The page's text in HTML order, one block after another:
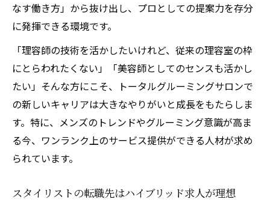
なす働き方」から抜け出し、プロとしての提案力を存分
に発揮できる環境です。
「理容師の技術を活かしたいけれど、従来の理容室の枠
にとらわれたくない」「美容師としてのセンスも活かし
たい」そんな方にこそ、トータルグルーミングサロンで
の新しいキャリアは大きなやりがいと成長をもたらしま
す。特に、メンズのトレンドやグルーミング意識が高ま
る今、ワンランク上のサービス提供ができる人材が求め
られています。
スタイリストの転職先はハイブリッド求人が理想